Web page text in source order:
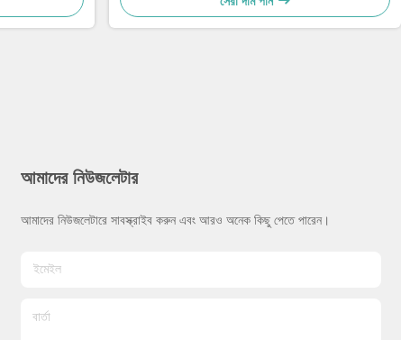
আমাদের নিউজলেটার
আমাদের নিউজলেটারে সাবস্ক্রাইব করুন এবং আরও অনেক কিছু পেতে পারেন।